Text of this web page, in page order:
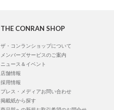
THE CONRAN SHOP
ザ・コンランショップについて
メンバーズサービスのご案内
ニュース＆イベント
店舗情報
採用情報
プレス・メディアお問い合わせ
掲載紙から探す